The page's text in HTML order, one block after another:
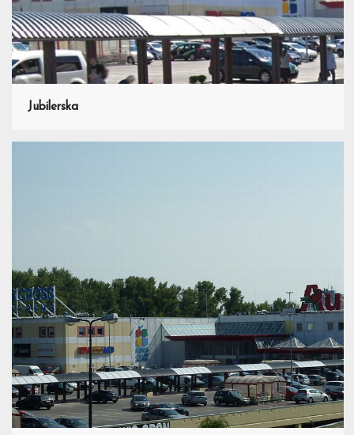
Jubilerska